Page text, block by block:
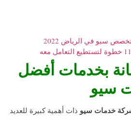
سيو في الرياض 2022
بخدمات أفضل
سيو
خدمات سيو ذات أهمية كبيرة للعديد